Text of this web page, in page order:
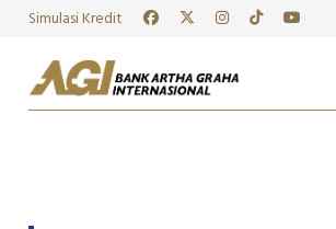
Simulasi Kredit